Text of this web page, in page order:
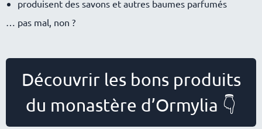
produisent des savons et autres baumes parfumés
pas mal, non ?
Découvrir les bons produits
du monastère d’Ormylia 👇